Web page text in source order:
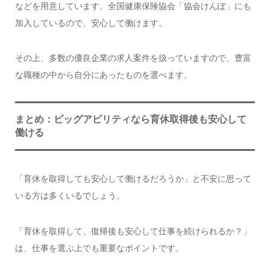
などを用意しています。全国健康保険協会「協会けんぽ」にも
加入しているので、安心して働けます。
その上、多数の優良企業の求人案件を扱っていますので、豊富
な職種の中から自分にあったものを選べます。
まとめ：ビッグアビリティなら育休取得後も安心して
働ける
「育休を取得しても安心して働けるだろうか」と不安に思って
いる方は多くいるでしょう。
「育休を取得して、復帰後も安心して仕事を続けられるか？」
は、仕事を選ぶ上でも重要なポイントです。